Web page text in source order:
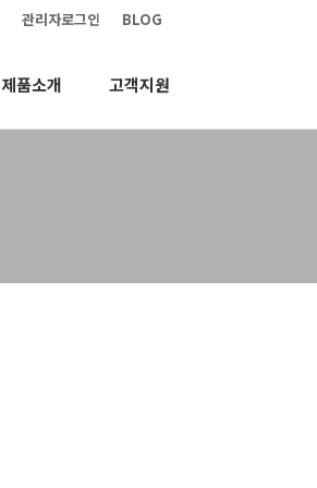
BLOG
관리자로그인
제품소개 고객지원